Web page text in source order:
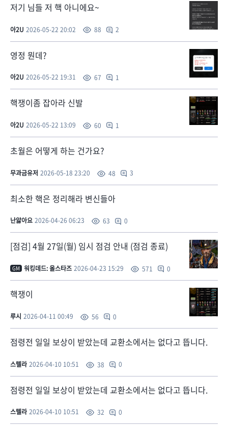
저기 님들 저 핵 아니에요~
아2U 2026-05-22 20:02 88 2
영정 뭔데?
아2U 2026-05-22 19:31 67 1
핵쟁이좀 잡아라 신발
아2U 2026-05-22 13:09 60 1
초월은 어떻게 하는 건가요?
무과금유저 2026-05-18 23:20 48 3
최소한 핵은 정리해라 변신들아
난앓아요 2026-04-26 06:23 63 0
[점검] 4월 27일(월) 임시 점검 안내 (점검 종료)
GM 워킹데드: 올스타즈 2026-04-23 15:29 571 0
핵쟁이
루시 2026-04-11 00:49 56 0
점령전 일일 보상이 받았는데 교환소에서는 없다고 뜹니다.
스텔라 2026-04-10 10:51 38 0
점령전 일일 보상이 받았는데 교환소에서는 없다고 뜹니다.
스텔라 2026-04-10 10:51 32 0